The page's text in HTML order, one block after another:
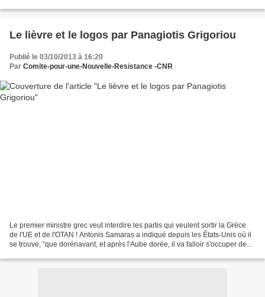
Le lièvre et le logos par Panagiotis Grigoriou
Publié le 03/10/2013 à 16:20
Par Comite-pour-une-Nouvelle-Resistance -CNR
Le premier ministre grec veut interdire les partis qui veulent sortir la Grèce
de l'UE et de l'OTAN ! Antonis Samaras a indiqué depuis les États-Unis où il
se trouve, “que dorénavant, et après l'Aube dorée, il va falloir s'occuper des